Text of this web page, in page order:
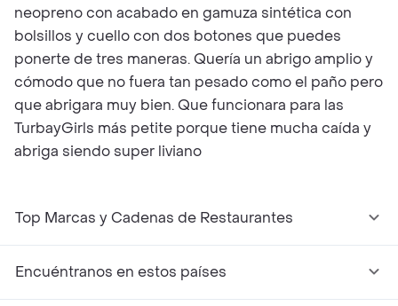
neopreno con acabado en gamuza sintética con
bolsillos y cuello con dos botones que puedes
ponerte de tres maneras. Quería un abrigo amplio y
cómodo que no fuera tan pesado como el paño pero
que abrigara muy bien. Que funcionara para las
TurbayGirls más petite porque tiene mucha caída y
abriga siendo super liviano
Top Marcas y Cadenas de Restaurantes
Encuéntranos en estos países